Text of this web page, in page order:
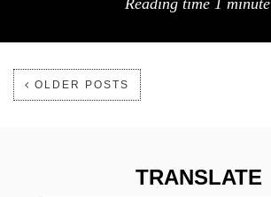
Reading time 1 minute
OLDER POSTS
TRANSLATE